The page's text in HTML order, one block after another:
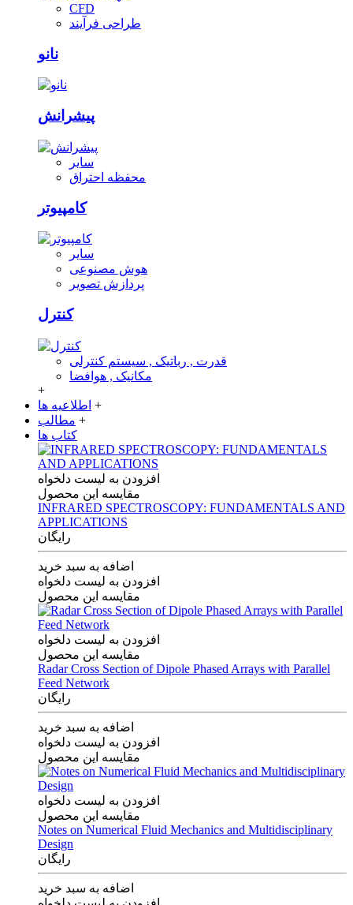
CFD
طراحی فرآیند
نانو
پیشرانش
سایر
محفظه احتراق
کامپیوتر
سایر
هوش مصنوعی
پردازش تصویر
کنترل
قدرت , رباتیک , سیستم کنترلی
مکانیک , هوافضا
+
اطلاعیه ها +
مطالب +
کتاب ها
افزودن به لیست دلخواه
مقایسه این محصول
INFRARED SPECTROSCOPY: FUNDAMENTALS AND
APPLICATIONS
رایگان
اضافه به سبد خرید
افزودن به لیست دلخواه
مقایسه این محصول
افزودن به لیست دلخواه
مقایسه این محصول
Radar Cross Section of Dipole Phased Arrays with Parallel
Feed Network
رایگان
اضافه به سبد خرید
افزودن به لیست دلخواه
مقایسه این محصول
افزودن به لیست دلخواه
مقایسه این محصول
Notes on Numerical Fluid Mechanics and Multidisciplinary
Design
رایگان
اضافه به سبد خرید